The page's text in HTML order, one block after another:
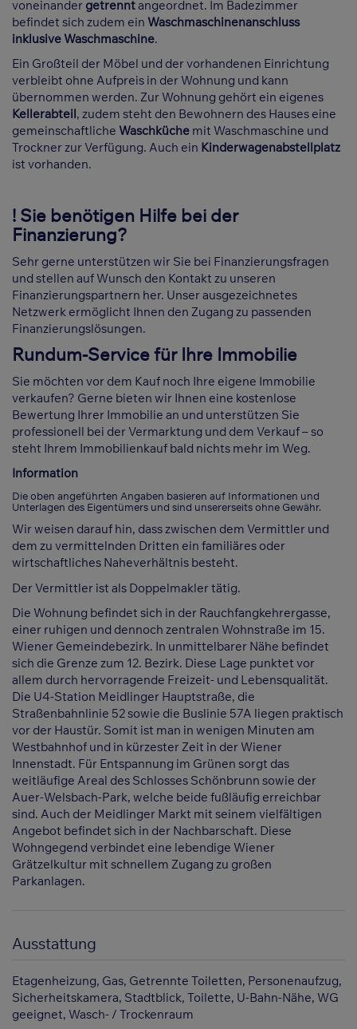
voneinander getrenntangeordnet. Im Badezimmer
befindet sich zudem ein Waschmaschinenanschluss
inklusive Waschmaschine.
Ein Großteil der Möbel und der vorhandenen Einrichtung
verbleibt ohne Aufpreis in der Wohnung und kann
übernommen werden. Zur Wohnung gehört ein eigenes
Kellerabteil, zudem steht den Bewohnern des Hauses eine
gemeinschaftliche Waschküche mit Waschmaschine und
Trockner zur Verfügung. Auch ein Kinderwagenabstellplatz
ist vorhanden.
! Sie benötigen Hilfe bei der
Finanzierung?
Sehr gerne unterstützen wir Sie bei Finanzierungsfragen
und stellen auf Wunsch den Kontakt zu unseren
Finanzierungspartnern her. Unser ausgezeichnetes
Netzwerk ermöglicht Ihnen den Zugang zu passenden
Finanzierungslösungen.
Rundum-Service für Ihre Immobilie
Sie möchten vor dem Kauf noch Ihre eigene Immobilie
verkaufen? Gerne bieten wir Ihnen eine kostenlose
Bewertung Ihrer Immobilie an und unterstützen Sie
professionell bei der Vermarktung und dem Verkauf – so
steht Ihrem Immobilienkauf bald nichts mehr im Weg.
Information
Die oben angeführten Angaben basieren auf Informationen und
Unterlagen des Eigentümers und sind unsererseits ohne Gewähr.
Wir weisen darauf hin, dass zwischen dem Vermittler und
dem zu vermittelnden Dritten ein familiäres oder
wirtschaftliches Naheverhältnis besteht.
Der Vermittler ist als Doppelmakler tätig.
Die Wohnung befindet sich in der Rauchfangkehrergasse,
einer ruhigen und dennoch zentralen Wohnstraße im 15.
Wiener Gemeindebezirk. In unmittelbarer Nähe befindet
sich die Grenze zum 12. Bezirk. Diese Lage punktet vor
allem durch hervorragende Freizeit- und Lebensqualität.
Die U4-Station Meidlinger Hauptstraße, die
Straßenbahnlinie 52 sowie die Buslinie 57A liegen praktisch
vor der Haustür. Somit ist man in wenigen Minuten am
Westbahnhof und in kürzester Zeit in der Wiener
Innenstadt. Für Entspannung im Grünen sorgt das
weitläufige Areal des Schlosses Schönbrunn sowie der
Auer-Welsbach-Park, welche beide fußläufig erreichbar
sind. Auch der Meidlinger Markt mit seinem vielfältigen
Angebot befindet sich in der Nachbarschaft. Diese
Wohngegend verbindet eine lebendige Wiener
Grätzelkultur mit schnellem Zugang zu großen
Parkanlagen.
Ausstattung
Etagenheizung Gas Getrennte Toiletten Personenaufzug
Sicherheitskamera Stadtblick Toilette U-Bahn-Nähe WG
geeignet Wasch- / Trockenraum